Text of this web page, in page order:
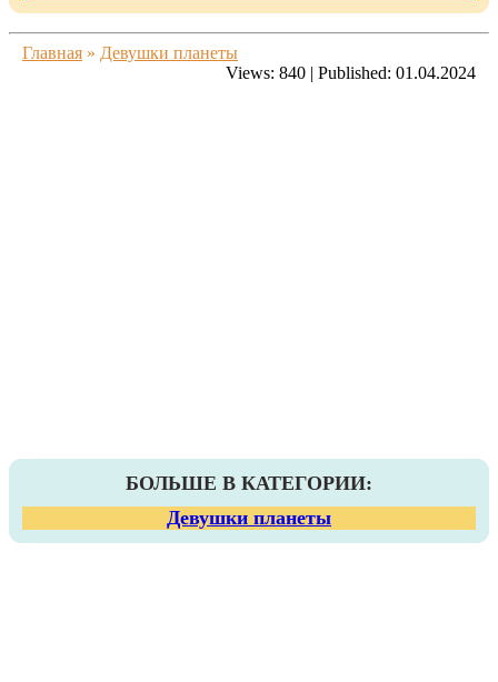
Главная » Девушки планеты
Views: 840 | Published: 01.04.2024
БОЛЬШЕ В КАТЕГОРИИ:
Девушки планеты